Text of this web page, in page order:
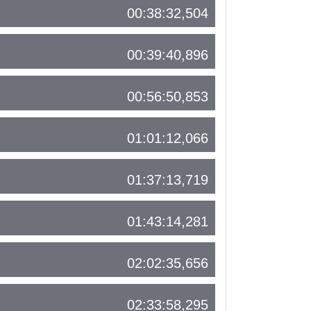
00:38:32,504
00:39:40,896
00:56:50,853
01:01:12,066
01:37:13,719
01:43:14,281
02:02:35,656
02:33:58,295